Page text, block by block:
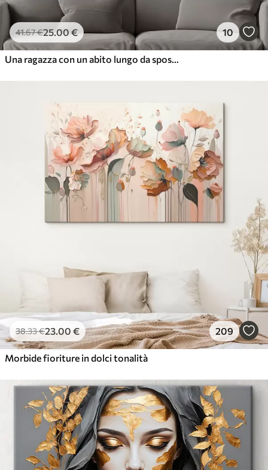
41.67€25.00 € 10
Una ragazza con un abito lungo da sposa bianco sta alla finestra tra il fuoco, dipingendo a mano
38.33€23.00 € 209
Morbide fioriture in dolci tonalità